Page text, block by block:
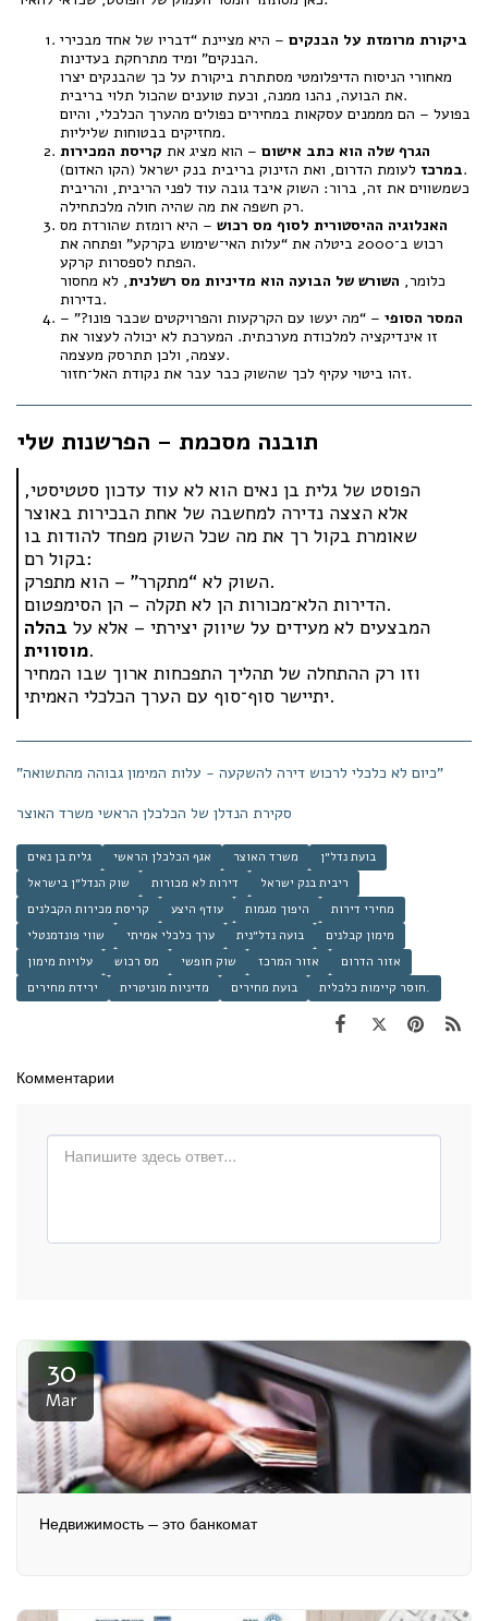
ביקורת מרומזת על הבנקים – היא מציינת “דבריו של אחד מבכירי
הבנקים” ומיד מתרחקת בעדינות.
מאחורי הניסוח הדיפלומטי מסתתרת ביקורת על כך שהבנקים יצרו
את הבועה, נהנו ממנה, וכעת טוענים שהכול תלוי בריבית.
בפועל – הם מממנים עסקאות במחירים כפולים מהערך הכלכלי, והיום
מחזיקים בבטוחות שליליות.
הגרף שלה הוא כתב אישום – הוא מציג את קריסת המכירות
במרכזלעומת הדרום, ואת הזינוק בריבית בנק ישראל (הקו האדום).
כשמשווים את זה, ברור: השוק איבד גובה עוד לפני הריבית, והריבית
רק חשפה את מה שהיה חולה מלכתחילה.
האנלוגיה ההיסטורית לסוף מס רכוש – היא רומזת שהורדת מס
רכוש ב־2000 ביטלה את “עלות האי־שימוש בקרקע” ופתחה את
הפתח לספסרות קרקע.
כלומר, השורש של הבועה הוא מדיניות מס רשלנית, לא מחסור
בדירות.
המסר הסופי – “מה יעשו עם הקרקעות והפרויקטים שכבר פונו?” –
זו אינדיקציה למלכודת מערכתית. המערכת לא יכולה לעצור את
עצמה, ולכן תתרסק מעצמה.
זהו ביטוי עקיף לכך שהשוק כבר עבר את נקודת האל־חזור.
תובנה מסכמת – הפרשנות שלי
הפוסט של גלית בן נאים הוא לא עוד עדכון סטטיסטי,
אלא הצצה נדירה למחשבה של אחת הבכירות באוצר
שאומרת בקול רך את מה שכל השוק מפחד להודות בו
בקול רם:
השוק לא “מתקרר” – הוא מתפרק.
הדירות הלא־מכורות הן לא תקלה – הן הסימפטום.
המבצעים לא מעידים על שיווק יצירתי – אלא על בהלה
מוסווית.
וזו רק ההתחלה של תהליך התפכחות ארוך שבו המחיר
יתיישר סוף־סוף עם הערך הכלכלי האמיתי.
"כיום לא כלכלי לרכוש דירה להשקעה - עלות המימון גבוהה מהתשואה"
סקירת הנדלן של הכלכלן הראשי משרד האוצר
גלית בן נאים אגף הכלכלן הראשי משרד האוצר
בועת נדל״ן
שוק הנדל״ן בישראל
דירות לא מכורות
ריבית בנק ישראל
קריסת מכירות הקבלנים
עודף היצע היפוך מגמות
מחירי דירות
שווי פונדמנטלי
ערך כלכלי אמיתי בועה נדל״נית
מימון קבלנים
עלויות מימון
מס רכוש שוק חופשי אזור המרכז
אזור הדרום
ירידת מחירים
מדיניות מוניטרית בועת מחירים חוסר קיימות כלכלית.
Комментарии
30
Mar
Недвижимость — это банкомат